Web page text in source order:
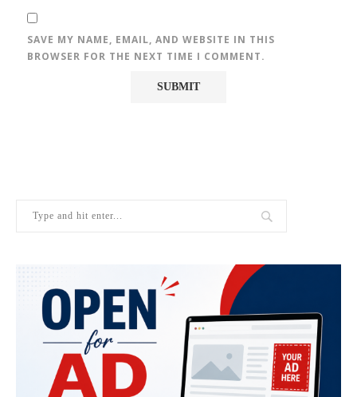
SAVE MY NAME, EMAIL, AND WEBSITE IN THIS
BROWSER FOR THE NEXT TIME I COMMENT.